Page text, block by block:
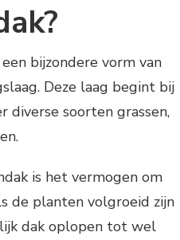
bijzondere vorm van
Deze laag begint bij
diverse soorten grassen,
is het vermogen om
de planten volgroeid zijn
dak oplopen tot wel